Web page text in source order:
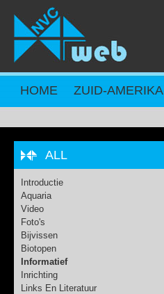
Overslaan en naar de inhoud gaan
HOME ZUID-AMERIKA
ALL
Introductie
Aquaria
Video
Foto's
Bijvissen
Biotopen
Informatief
Inrichting
Links En Literatuur